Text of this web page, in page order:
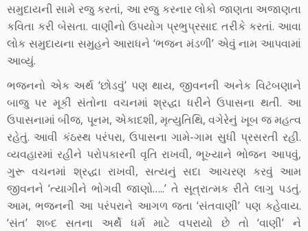
સમુદાયની સામે રજુ કરતાં, આ રજુ કરનાર લોકો જાણતા અજાણતા
કવિતા કરી બેસતા. વાણીનો ઉપયોગ પ્રભુપ્રસાદ તરીકે કરતાં. આવા
લોક સમુદાયના સમુહને આરાધને ‘ભજન મંડળી’ એવું નામ આપવામાં
આવ્યું.
ભજનનો એક અર્થ ‘છોડવું’ પણ થાય, જીવનની અનેક વિટંબણાને
બાજુ પર મૂકી સંતોના વચનમાં શ્રદ્ધા ધરીને ઉપાસના થતી. આ
ઉપાસનામાં બીજ, પૂનમ, એકાદશી, મૃત્યુતિથિ, વગેરેનું ખૂબ જ મહત્વ
રહેતું. આવી કંઠસ્થ પરંપરા, ઉપાસના ગામે-ગામ સુધી પ્રસરતી રહી.
વ્યવહારમાં રહીને પરોપકારની વૃતિ રાખવી, ભૂખ્યાને ભોજન આપવું,
ગુરૂ વચનમાં શ્રદ્ધા રાખવી, સત્યનું સદા આચરણ કરવું આમ
જીવનને ‘ત્યાગીને ભોગવી જાણો…..’ તે સૂત્રાત્મક રીતે લાગુ પડતું.
આમ, ભજનની આ પરંપરાને આગળ જતા ‘સંતવાણી’ પણ કહેવાય.
‘સંત’ શબ્દ સતના અર્થે ધર્મ માટે વપરાયો છે તો ‘વાણી’ ને